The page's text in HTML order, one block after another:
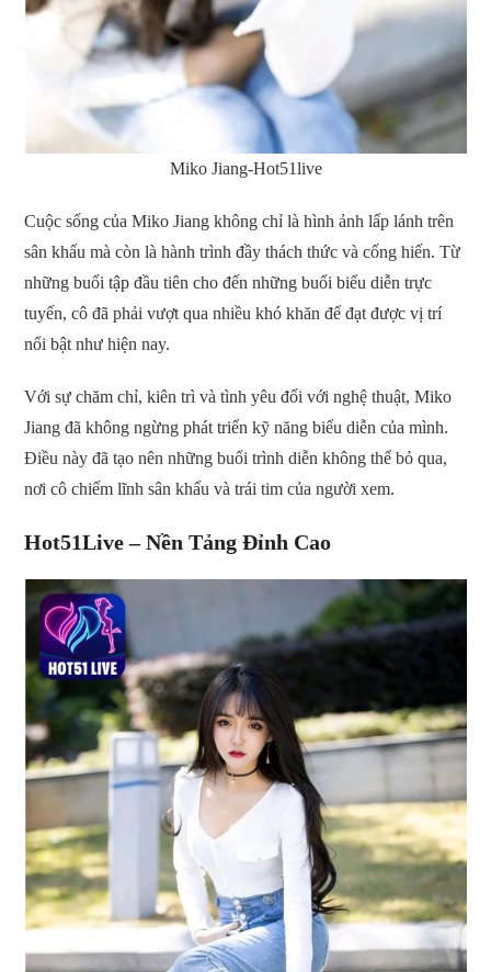
Miko Jiang-Hot51live
Cuộc sống của Miko Jiang không chỉ là hình ảnh lấp lánh trên
sân khấu mà còn là hành trình đầy thách thức và cống hiến. Từ
những buổi tập đầu tiên cho đến những buổi biểu diễn trực
tuyến, cô đã phải vượt qua nhiều khó khăn để đạt được vị trí
nổi bật như hiện nay.
Với sự chăm chỉ, kiên trì và tình yêu đối với nghệ thuật, Miko
Jiang đã không ngừng phát triển kỹ năng biểu diễn của mình.
Điều này đã tạo nên những buổi trình diễn không thể bỏ qua,
nơi cô chiếm lĩnh sân khấu và trái tim của người xem.
Hot51Live – Nền Tảng Đỉnh Cao